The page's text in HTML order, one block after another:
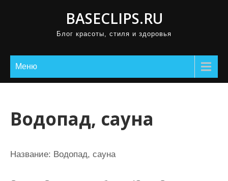
BASECLIPS.RU
Блог красоты, стиля и здоровья
Меню
Водопад, сауна
Название: Водопад, сауна